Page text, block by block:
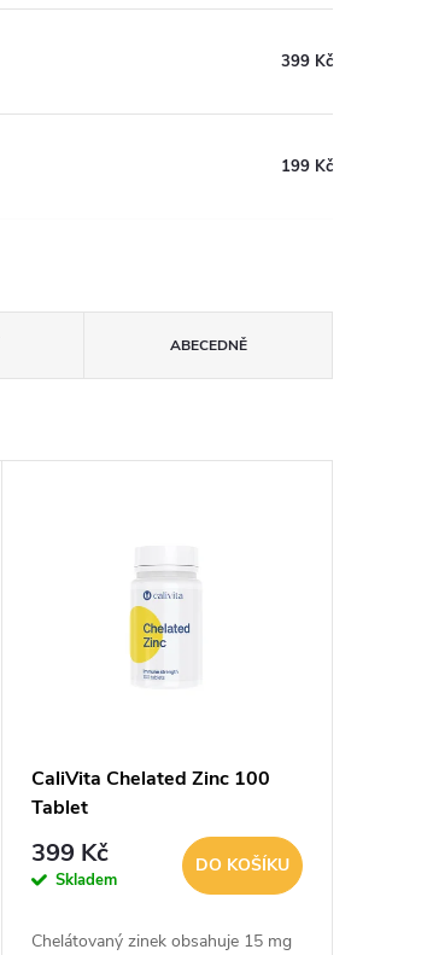
399 Kč
199 Kč
ABECEDNĚ
CaliVita Chelated Zinc 100
Tablet
399 Kč
Skladem
DO KOŠÍKU
Chelátovaný zinek obsahuje 15 mg